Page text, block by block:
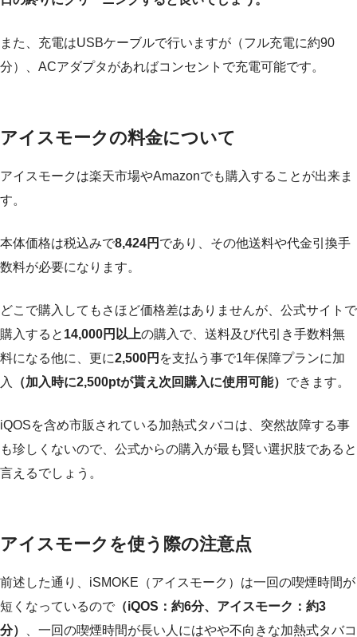
また、充電はUSBケーブルで行いますが（フル充電に約90
分）、ACアダプタがあればコンセントで充電可能です。
アイスモークの料金について
アイスモークは楽天市場やAmazonでも購入することが出来ま
す。
本体価格は税込みで8,424円 であり、その他送料や代金引換手
数料が必要になります。
どこで購入してもさほど価格差はありませんが、公式サイトで
購入すると 14,000円以上の購入で、送料及び代引き手数料無
料になる他に、更に2,500円 を支払う事で1年保障プランに加
入
（加入時に2,500ptが貰え次回購入に使用可能） できます。
iQOSを含め市販されている加熱式タバコは、突然故障する事
も珍しくないので、公式からの購入が最も賢い選択肢であると
言えるでしょう。
アイスモークを使う際の注意点
前述した通り、iSMOKE（アイスモーク）は一回の喫煙時間が
短くなっているので （iQOS：約6分、アイスモーク：約3
分）
、一回の喫煙時間が長い人にはやや不向きな加熱式タバコ